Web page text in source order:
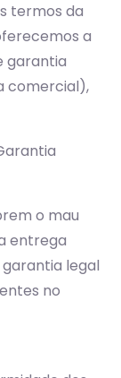
termos da
a
garantia
comercial),
o mau
entrega
legal
no